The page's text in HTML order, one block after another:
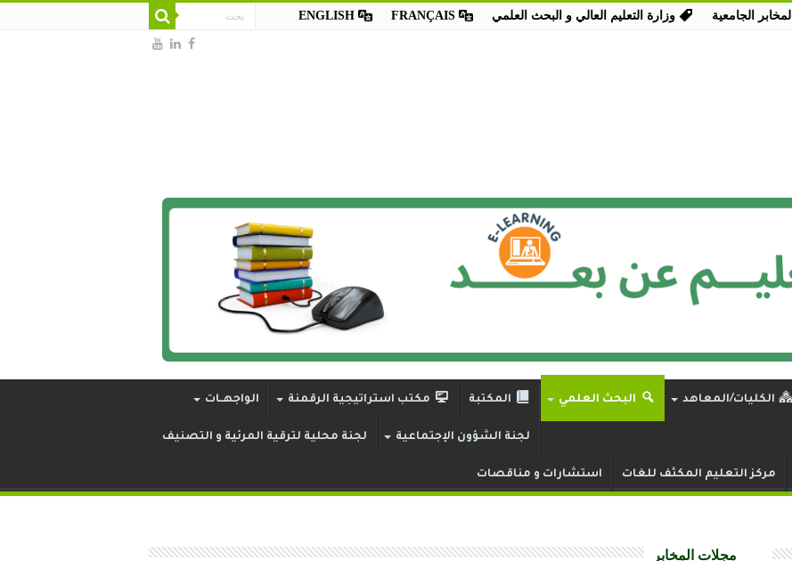
المخابر الجامعية وزارة التعليم العالي و البحث العلمي FRANÇAIS
ENGLISH
الكليات/المعاهد البحث العلمي المكتبة مكتب استراتيجية الرقمنة الواجهــات
لجنة الشؤون الإجتماعية لجنة محلية لترقية المرئية و التصنيف
مركز التعليم المكثف للغات استشارات و مناقصات
مجلات المخابر